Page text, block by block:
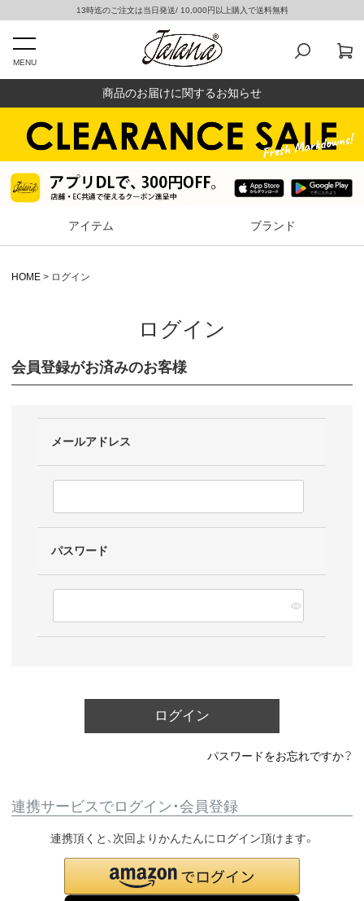
13時迄のご注文は当日発送/ 10,000円以上購入で送料無料
MENU
商品のお届けに関するお知らせ
アイテム ブランド
HOME ログイン
ログイン
会員登録がお済みのお客様
メールアドレス
パスワード
ログイン
パスワードをお忘れですか？
連携サービスでログイン・会員登録
連携頂くと、次回よりかんたんにログイン頂けます。